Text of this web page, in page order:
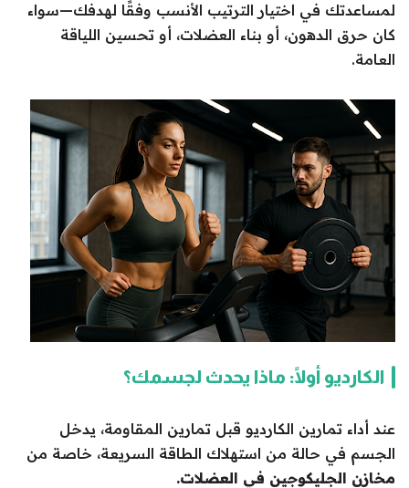
لمساعدتك في اختيار الترتيب الأنسب وفقًا لهدفك—سواء
كان حرق الدهون، أو بناء العضلات، أو تحسين اللياقة
العامة.
الكارديو أولًا: ماذا يحدث لجسمك؟
عند أداء تمارين الكارديو قبل تمارين المقاومة، يدخل
الجسم في حالة من استهلاك الطاقة السريعة، خاصة من
مخازن الجليكوجين في العضلات.